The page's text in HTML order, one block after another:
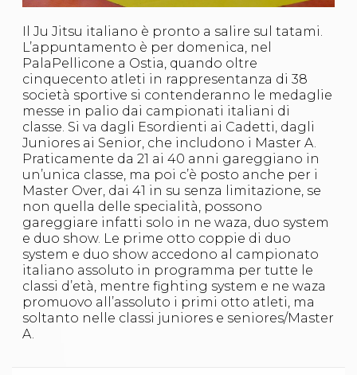
Ju Jitsu
Sumo
Capoeira
Grappling
BJJ
Pancrazio/Pankration
S'istrumpa
News
Calendario Attività
Difesa Personale MGA
La disciplina
News
Merchandising
Mappa del sito
Cerca
Contatti
News
Cookies Accept
Newsletter
Catalogo formativo
Webinar
Il Ju Jitsu italiano è pronto a salire sul tatami.
L’appuntamento è per domenica, nel
PalaPellicone a Ostia, quando oltre
cinquecento atleti in rappresentanza di 38
società sportive si contenderanno le medaglie
messe in palio dai campionati italiani di
classe. Si va dagli Esordienti ai Cadetti, dagli
Juniores ai Senior, che includono i Master A.
Praticamente da 21 ai 40 anni gareggiano in
un’unica classe, ma poi c’è posto anche per i
Master Over, dai 41 in su senza limitazione, se
non quella delle specialità, possono
gareggiare infatti solo in ne waza, duo system
e duo show. Le prime otto coppie di duo
system e duo show accedono al campionato
italiano assoluto in programma per tutte le
classi d’età, mentre fighting system e ne waza
promuovo all’assoluto i primi otto atleti, ma
soltanto nelle classi juniores e seniores/Master
A.